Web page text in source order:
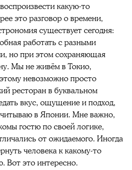
какую-то
это разговор о времени,
существует сегодня:
работать с разными
но при этом сохраняющая
Мы не живём в Токио,
невозможно просто
ресторан в буквальном
вкус, ощущение и подход,
в Японии. Мне важно,
гостю по своей логике,
от ожидаемого. Иногда
человека к какому-то
Вот это интересно.